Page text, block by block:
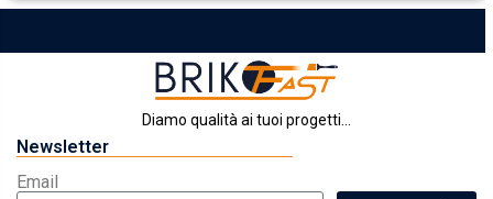
Diamo qualità ai tuoi progetti...
Newsletter
Email